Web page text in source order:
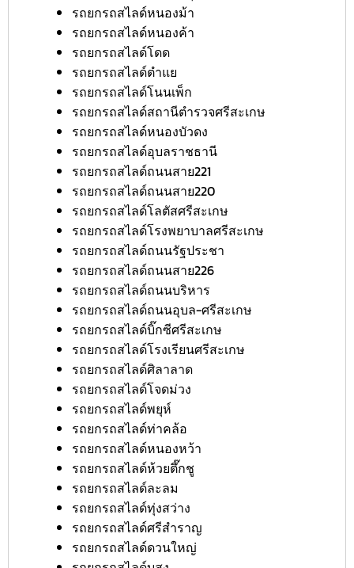
รถยกรถสไลด์หนองม้า
รถยกรถสไลด์หนองค้า
รถยกรถสไลด์โดด
รถยกรถสไลด์ตำแย
รถยกรถสไลด์โนนเพ็ก
รถยกรถสไลด์สถานีตำรวจศรีสะเกษ
รถยกรถสไลด์หนองบัวดง
รถยกรถสไลด์อุบลราชธานี
รถยกรถสไลด์ถนนสาย221
รถยกรถสไลด์ถนนสาย220
รถยกรถสไลด์โลตัสศรีสะเกษ
รถยกรถสไลด์โรงพยาบาลศรีสะเกษ
รถยกรถสไลด์ถนนรัฐประชา
รถยกรถสไลด์ถนนสาย226
รถยกรถสไลด์ถนนบริหาร
รถยกรถสไลด์ถนนอุบล-ศรีสะเกษ
รถยกรถสไลด์บิ๊กซีศรีสะเกษ
รถยกรถสไลด์โรงเรียนศรีสะเกษ
รถยกรถสไลด์ศิลาลาด
รถยกรถสไลด์โจดม่วง
รถยกรถสไลด์พยุห์
รถยกรถสไลด์ท่าคล้อ
รถยกรถสไลด์หนองหว้า
รถยกรถสไลด์ห้วยตึ๊กชู
รถยกรถสไลด์ละลม
รถยกรถสไลด์ทุ่งสว่าง
รถยกรถสไลด์ศรีสำราญ
รถยกรถสไลด์ดวนใหญ่